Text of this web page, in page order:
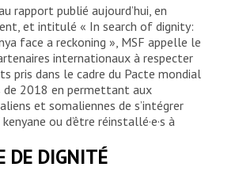
rapport publié aujourd’hui, en
et intitulé « In search of dignity:
face a reckoning », MSF appelle le
internationaux à respecter
pris dans le cadre du Pacte mondial
de 2018 en permettant aux
et somaliennes de s’intégrer
ou d’être réinstallé·e·s à
DE DIGNITÉ